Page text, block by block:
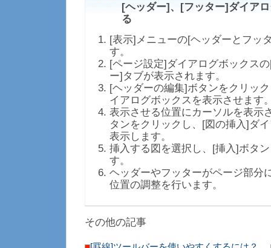
[ヘッダー]、[フッター]ダイア
る
[表示]メニューの[ヘッダーとフッ
す。
[ページ設定]ダイアログボックス
ー]タブが表示されます。
[ヘッダーの編集]ボタンをクリッ
イアログボックスを表示させます
表示させる位置にカーソルを表示
タンをクリックし、[図の挿入]ダ
表示します。
挿入する図を選択し、[挿入]ボタ
す。
ヘッダーやフッターがページ部分
位置の調整を行います。
その他の記事